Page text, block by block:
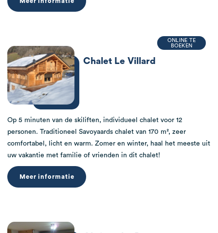
Chalet Le Villard
ONLINE TE
BOEKEN
Op 5 minuten van de skiliften, individueel chalet voor 12
personen. Traditioneel Savoyaards chalet van 170 m², zeer
comfortabel, licht en warm. Zomer en winter, haal het meeste uit
uw vakantie met familie of vrienden in dit chalet!
Meer informatie